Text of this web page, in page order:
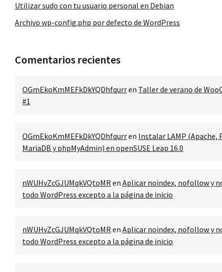
Utilizar sudo con tu usuario personal en Debian
Archivo wp-config.php por defecto de WordPress
Comentarios recientes
OGmEkoKmMEFkDkYQDhfqurren Taller de verano de
#1
OGmEkoKmMEFkDkYQDhfqurren Instalar LAMP (Apache,
MariaDB y phpMyAdmin) en openSUSE Leap 16.0
nWUHvZcGJUMqkVQtoMRen Aplicar noindex, nofollow y
todo WordPress excepto a la página de inicio
nWUHvZcGJUMqkVQtoMRen Aplicar noindex, nofollow y
todo WordPress excepto a la página de inicio